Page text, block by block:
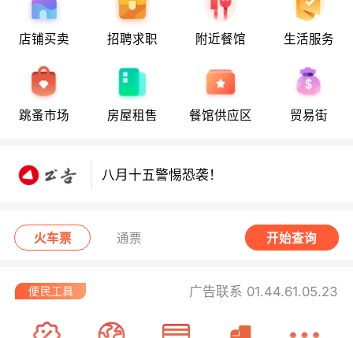
店铺买卖 招聘求职 附近餐馆 生活服务
跳蚤市场 房屋租售 餐馆供应区 贸易街
八月十五警惕恐袭！
八月十五警惕恐袭！
火车票 通票 开始查询
广告联系 01.44.61.05.23